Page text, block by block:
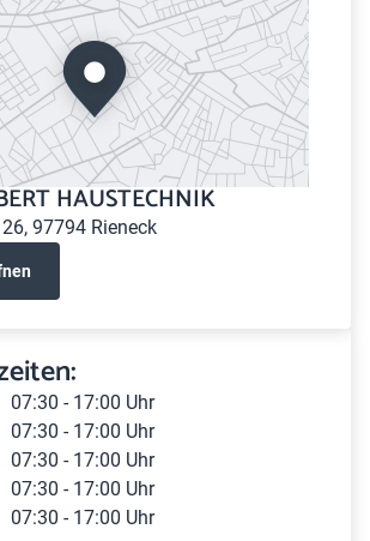
HAUSTECHNIK
97794 Rieneck
07:30 - 17:00 Uhr
07:30 - 17:00 Uhr
07:30 - 17:00 Uhr
07:30 - 17:00 Uhr
07:30 - 17:00 Uhr